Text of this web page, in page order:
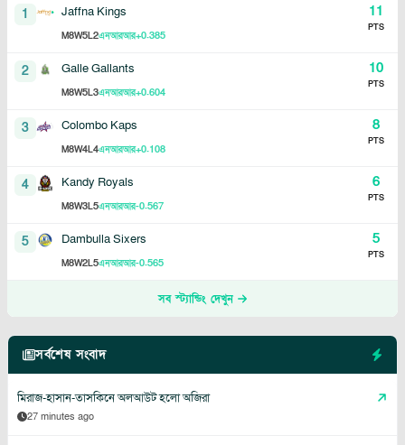
1 Jaffna Kings
M8W5L2এনআরআর+0.385
11
PTS
2 Galle Gallants
M8W5L3এনআরআর+0.604
10
PTS
3 Colombo Kaps
M8W4L4এনআরআর+0.108
8
PTS
4 Kandy Royals
M8W3L5এনআরআর-0.567
6
PTS
5 Dambulla Sixers
M8W2L5এনআরআর-0.565
5
PTS
সব স্ট্যান্ডিং দেখুন
সর্বশেষ সংবাদ
মিরাজ-হাসান-তাসকিনে অলআউট হলো অজিরা
27 minutes ago